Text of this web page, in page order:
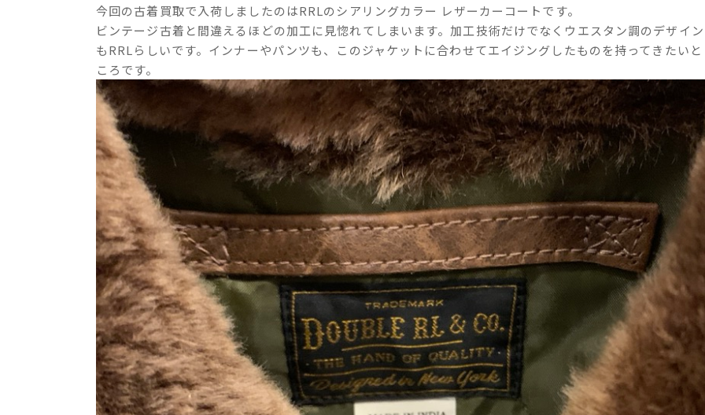
今回の古着買取で入荷しましたのはRRLのシアリングカラー レザーカーコートです。
ビンテージ古着と間違えるほどの加工に見惚れてしまいます。加工技術だけでなくウエスタン調のデザイン
もRRLらしいです。インナーやパンツも、このジャケットに合わせてエイジングしたものを持ってきたいと
ころです。